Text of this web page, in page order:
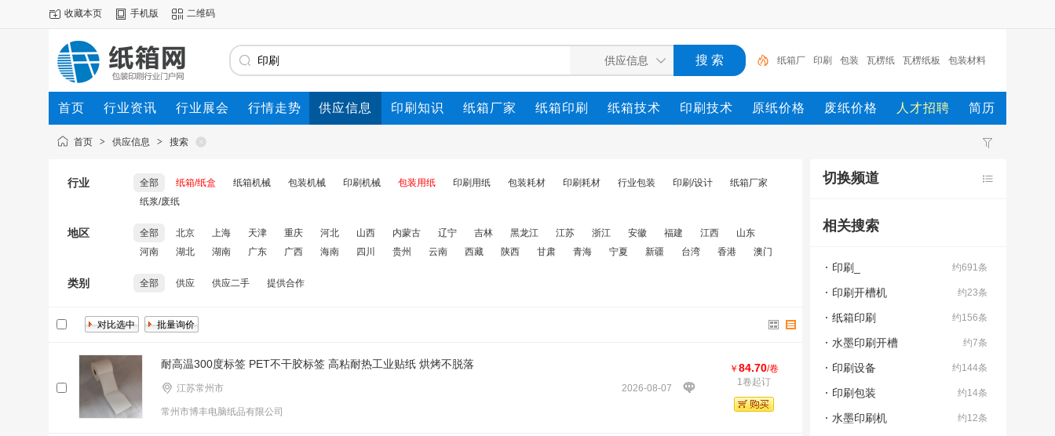
收藏本页 手机版 二维码
纸箱厂 印刷 包装 瓦楞纸 瓦楞纸板 包装材料
纸箱证 erp 纸箱片材发泡胶 纸箱
首页 行业资讯 行业展会 行情走势 供应信息 印刷知识 纸箱厂家 纸箱印刷 纸箱技术 印刷技术 原纸价格 废纸价格 人才招聘 简历
首页 > 供应信息 > 搜索
行业 全部 纸箱/纸盒 纸箱机械 包装机械 印刷机械 包装用纸 印刷用纸 包装耗材 印刷耗材 行业包装 印刷/设计
纸箱厂家
纸浆/废纸
地区 全部 北京 上海 天津 重庆 河北 山西 内蒙古 辽宁 吉林 黑龙江 江苏 浙江 安徽 福建 江西
山东
河南
湖北 湖南 广东 广西 海南 四川 贵州 云南 西藏 陕西 甘肃 青海 宁夏 新疆 台湾 香港 澳门
类别 全部 供应 供应二手 提供合作
耐高温300度标签 PET不干胶标签 高粘耐热工业贴纸 烘烤不脱落
2026-08-07
江苏常州市
常州市博丰电脑纸品有限公司
￥ 84.70/卷
1卷起订
切换频道
相关搜索
约691条
印刷_
约23条
印刷开槽机
约156条
纸箱印刷
约7条
水墨印刷开槽
约144条
印刷设备
约14条
印刷包装
约12条
水墨印刷机